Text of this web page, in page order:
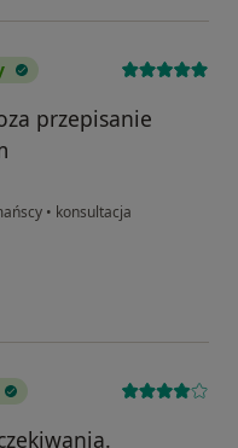
przepisanie
• konsultacja